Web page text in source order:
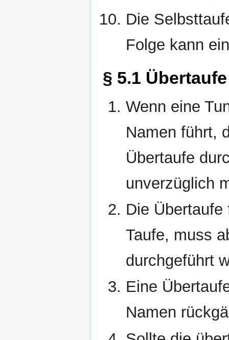
Die
Folge kann
§ 5.1 Übertaufe
Wenn eine
Namen führt,
Übertaufe
unverzüglich
Die
Taufe, muss
durchgeführt
Eine
Namen